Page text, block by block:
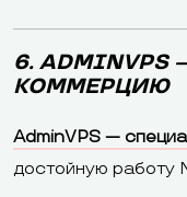
6.
КОММЕРЦИЮ
AdminVPS —
достойную работу